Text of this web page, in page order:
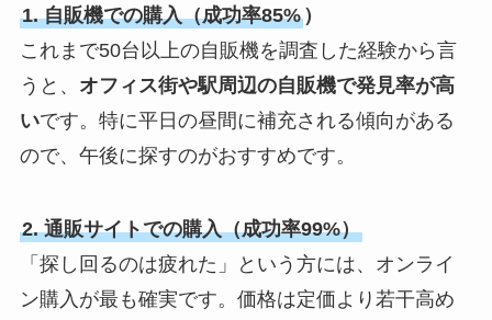
1. 自販機での購入（成功率85%）
これまで50台以上の自販機を調査した経験から言
うと、 オフィス街や駅周辺の自販機で発見率が高
いです。特に平日の昼間に補充される傾向がある
ので、午後に探すのがおすすめです。
2. 通販サイトでの購入（成功率99%）
「探し回るのは疲れた」という方には、オンライ
ン購入が最も確実です。価格は定価より若干高め